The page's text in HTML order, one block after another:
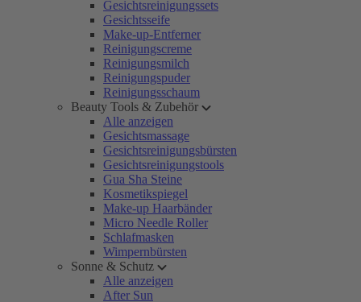
Gesichtsreinigungssets
Gesichtsseife
Make-up-Entferner
Reinigungscreme
Reinigungsmilch
Reinigungspuder
Reinigungsschaum
Beauty Tools & Zubehör
Alle anzeigen
Gesichtsmassage
Gesichtsreinigungsbürsten
Gesichtsreinigungstools
Gua Sha Steine
Kosmetikspiegel
Make-up Haarbänder
Micro Needle Roller
Schlafmasken
Wimpernbürsten
Sonne & Schutz
Alle anzeigen
After Sun